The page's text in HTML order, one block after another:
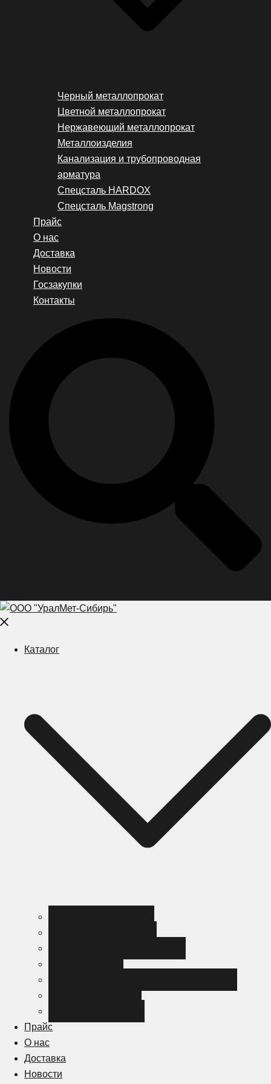
Черный металлопрокат
Цветной металлопрокат
Нержавеющий металлопрокат
Металлоизделия
Канализация и трубопроводная
арматура
Спецсталь HARDOX
Спецсталь Magstrong
Прайс
О нас
Доставка
Новости
Госзакупки
Контакты
Close
Каталог
Прайс
О нас
Доставка
Новости